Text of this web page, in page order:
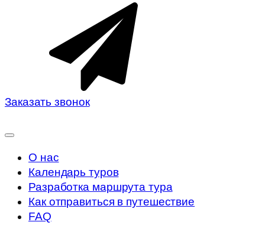
Заказать звонок
О нас
Календарь туров
Разработка маршрута тура
Как отправиться в путешествие
FAQ